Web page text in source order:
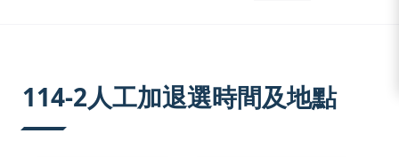
114-2人工加退選時間及地點